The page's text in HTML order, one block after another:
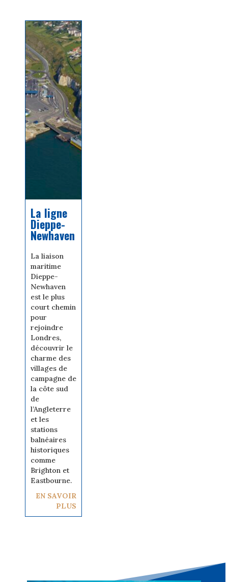
La ligne
Dieppe-
Newhaven
La liaison
maritime
Dieppe-
Newhaven
est le plus
court chemin
pour
rejoindre
Londres,
découvrir le
charme des
villages de
campagne de
la côte sud
de
l’Angleterre
et les
stations
balnéaires
historiques
comme
Brighton et
Eastbourne.
EN SAVOIR
PLUS